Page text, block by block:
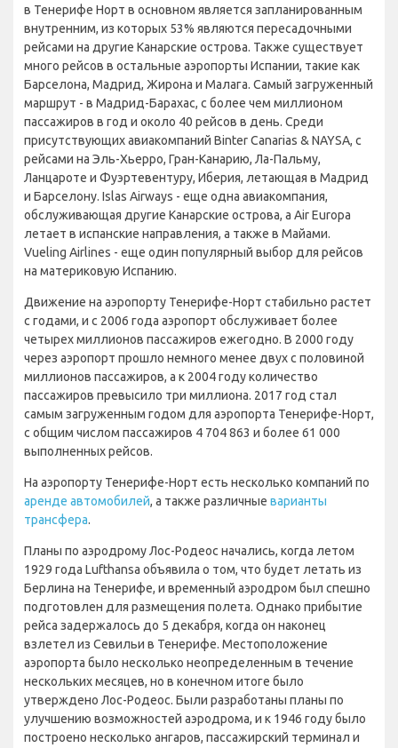
в Тенерифе Норт в основном является запланированным
внутренним, из которых 53% являются пересадочными
рейсами на другие Канарские острова. Также существует
много рейсов в остальные аэропорты Испании, такие как
Барселона, Мадрид, Жирона и Малага. Самый загруженный
маршрут - в Мадрид-Барахас, с более чем миллионом
пассажиров в год и около 40 рейсов в день. Среди
присутствующих авиакомпаний Binter Canarias & NAYSA, с
рейсами на Эль-Хьерро, Гран-Канарию, Ла-Пальму,
Ланцароте и Фуэртевентуру, Иберия, летающая в Мадрид
и Барселону. Islas Airways - еще одна авиакомпания,
обслуживающая другие Канарские острова, а Air Europa
летает в испанские направления, а также в Майами.
Vueling Airlines - еще один популярный выбор для рейсов
на материковую Испанию.
Движение на аэропорту Тенерифе-Норт стабильно растет
с годами, и с 2006 года аэропорт обслуживает более
четырех миллионов пассажиров ежегодно. В 2000 году
через аэропорт прошло немного менее двух с половиной
миллионов пассажиров, а к 2004 году количество
пассажиров превысило три миллиона. 2017 год стал
самым загруженным годом для аэропорта Тенерифе-Норт,
с общим числом пассажиров 4 704 863 и более 61 000
выполненных рейсов.
На аэропорту Тенерифе-Норт есть несколько компаний по
аренде автомобилей, а также различные варианты
трансфера.
Планы по аэродрому Лос-Родеос начались, когда летом
1929 года Lufthansa объявила о том, что будет летать из
Берлина на Тенерифе, и временный аэродром был спешно
подготовлен для размещения полета. Однако прибытие
рейса задержалось до 5 декабря, когда он наконец
взлетел из Севильи в Тенерифе. Местоположение
аэропорта было несколько неопределенным в течение
нескольких месяцев, но в конечном итоге было
утверждено Лос-Родеос. Были разработаны планы по
улучшению возможностей аэродрома, и к 1946 году было
построено несколько ангаров, пассажирский терминал и